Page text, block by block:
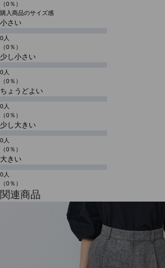
（0％）
購入商品のサイズ感
小さい
0人
（0％）
少し小さい
0人
（0％）
ちょうどよい
0人
（0％）
少し大きい
0人
（0％）
大きい
0人
（0％）
関連商品